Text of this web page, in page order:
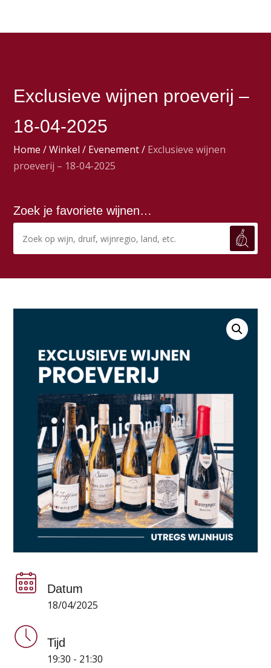
Exclusieve wijnen proeverij –
18-04-2025
Home /Winkel / Evenement/ Exclusieve wijnen
proeverij – 18-04-2025
Zoek je favoriete wijnen…
Datum
18/04/2025
Tijd
19:30 - 21:30